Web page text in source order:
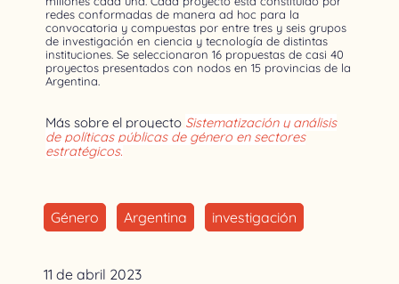
redes conformadas de manera ad hoc para la
convocatoria y compuestas por entre tres y seis grupos
de investigación en ciencia y tecnología de distintas
instituciones. Se seleccionaron 16 propuestas de casi 40
proyectos presentados con nodos en 15 provincias de la
Argentina.
Más sobre el proyecto Sistematización y análisis
de políticas públicas de género en sectores
estratégicos.
Género Argentina investigación
11 de abril 2023